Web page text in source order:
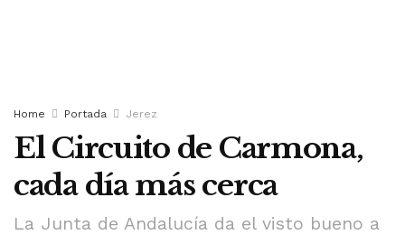
Home Portada Jerez
El Circuito de Carmona,
cada día más cerca
La Junta de Andalucía da el visto bueno a